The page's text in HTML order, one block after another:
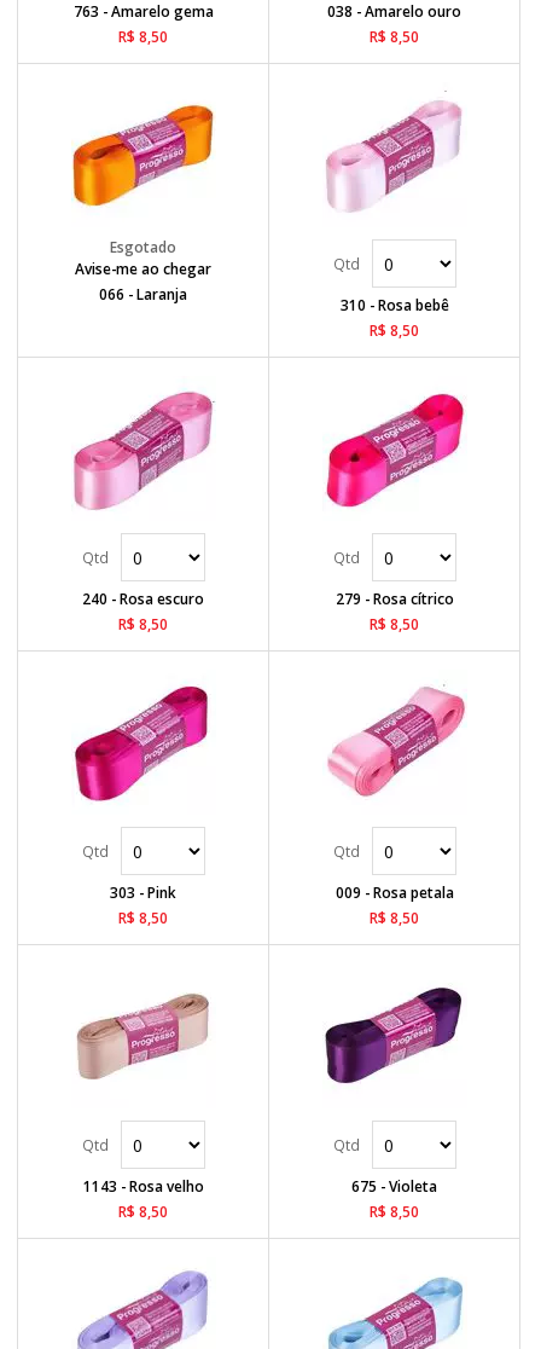
763 - Amarelo gema
R$ 8,50
038 - Amarelo ouro
R$ 8,50
Avise-me ao chegar
066 - Laranja
310 - Rosa bebê
R$ 8,50
240 - Rosa escuro
R$ 8,50
279 - Rosa cítrico
R$ 8,50
303 - Pink
R$ 8,50
009 - Rosa petala
R$ 8,50
1143 - Rosa velho
R$ 8,50
675 - Violeta
R$ 8,50